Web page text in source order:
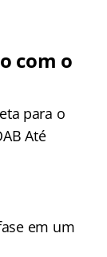
com o
para o
Até
em um